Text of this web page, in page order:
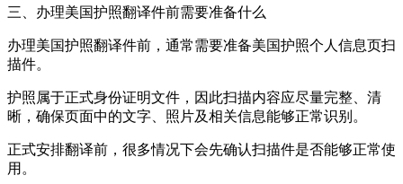
三、办理美国护照翻译件前需要准备什么
办理美国护照翻译件前，通常需要准备美国护照个人信息页扫
描件。
护照属于正式身份证明文件，因此扫描内容应尽量完整、清
晰，确保页面中的文字、照片及相关信息能够正常识别。
正式安排翻译前，很多情况下会先确认扫描件是否能够正常使
用。